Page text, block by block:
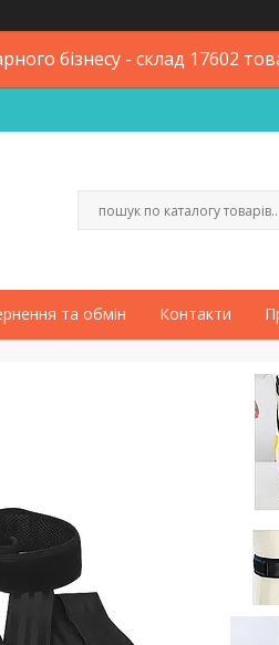
бізнесу - склад 17602
та обмін Контакти